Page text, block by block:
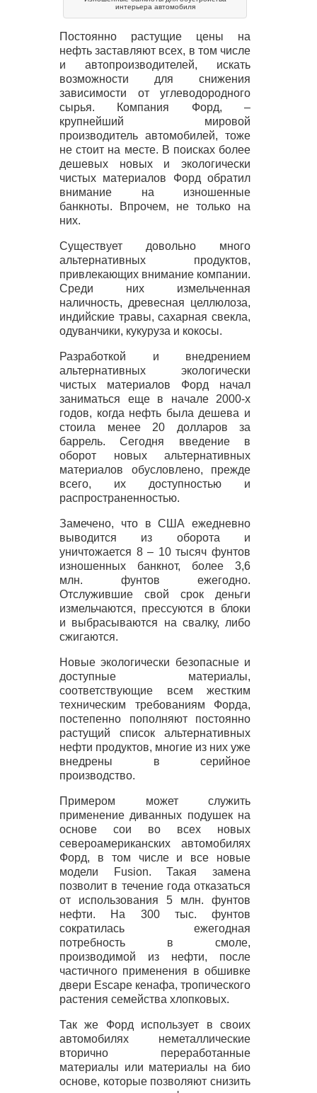
интерьера автомобиля
Постоянно растущие цены на
нефть заставляют всех, в том числе
и автопроизводителей, искать
возможности для снижения
зависимости от углеводородного
сырья. Компания Форд, –
крупнейший мировой
производитель автомобилей, тоже
не стоит на месте. В поисках более
дешевых новых и экологически
чистых материалов Форд обратил
внимание на изношенные
банкноты. Впрочем, не только на
них.
Существует довольно много
альтернативных продуктов,
привлекающих внимание компании.
Среди них измельченная
наличность, древесная целлюлоза,
индийские травы, сахарная свекла,
одуванчики, кукуруза и кокосы.
Разработкой и внедрением
альтернативных экологически
чистых материалов Форд начал
заниматься еще в начале 2000-х
годов, когда нефть была дешева и
стоила менее 20 долларов за
баррель. Сегодня введение в
оборот новых альтернативных
материалов обусловлено, прежде
всего, их доступностью и
распространенностью.
Замечено, что вСША ежедневно
выводится из оборота и
уничтожается 8 – 10 тысяч фунтов
изношенных банкнот, более 3,6
млн. фунтов ежегодно.
Отслужившие свой срок деньги
измельчаются, прессуются в блоки
и выбрасываются на свалку, либо
сжигаются.
Новые экологически безопасные и
доступные материалы,
соответствующие всем жестким
техническим требованиям Форда,
постепенно пополняют постоянно
растущий список альтернативных
нефти продуктов, многие из них уже
внедрены в серийное
производство.
Примером может служить
применение диванных подушек на
основе сои во всех новых
североамериканских автомобилях
Форд, в том числе и все новые
модели Fusion. Такая замена
позволит в течение года отказаться
от использования 5 млн. фунтов
нефти. На 300 тыс. фунтов
сократилась ежегодная
потребность в смоле,
производимой из нефти, после
частичного применения в обшивке
двери Escape кенафа, тропического
растения семейства хлопковых.
Так же Форд использует в своих
автомобилях неметаллические
вторично переработанные
материалы или материалы на био
основе, которые позволяют снизить